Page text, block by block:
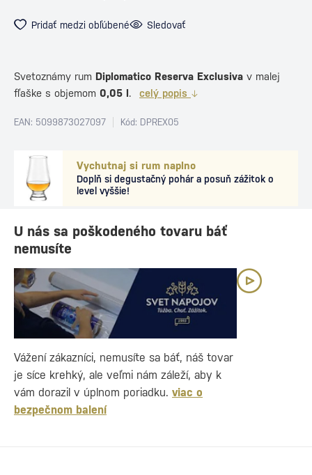
Pridať medzi obľúbené Sledovať
Vychutnaj si rum naplno
Doplň si degustačný pohár a posuň zážitok o
level vyššie!
Svetoznámy rum Diplomatico Reserva Exclusiva v malej
fľaške s objemom 0,05 l. celý popis
EAN: 5099873027097 Kód: DPREX05
U nás sa poškodeného tovaru báť
nemusíte
Vážení zákazníci, nemusíte sa báť, náš tovar
je síce krehký, ale veľmi nám záleží, aby k
vám dorazil v úplnom poriadku. viac o
bezpečnom balení